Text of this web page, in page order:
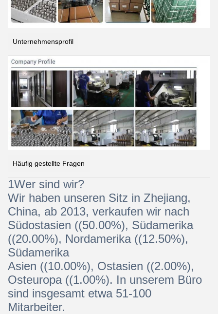
Unternehmensprofil
Häufig gestellte Fragen
1Wer sind wir?
Wir haben unseren Sitz in Zhejiang,
China, ab 2013, verkaufen wir nach
Südostasien ((50.00%), Südamerika
((20.00%), Nordamerika ((12.50%),
Südamerika
Asien ((10.00%), Ostasien ((2.00%),
Osteuropa ((1.00%). In unserem Büro
sind insgesamt etwa 51-100
Mitarbeiter.